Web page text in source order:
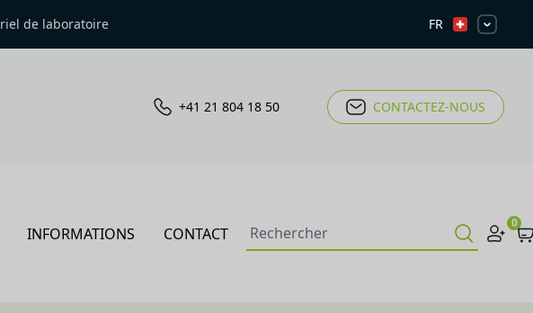
de laboratoire FR
+41 21 804 18 50 CONTACTEZ-NOUS
INFORMATIONS CONTACT
0